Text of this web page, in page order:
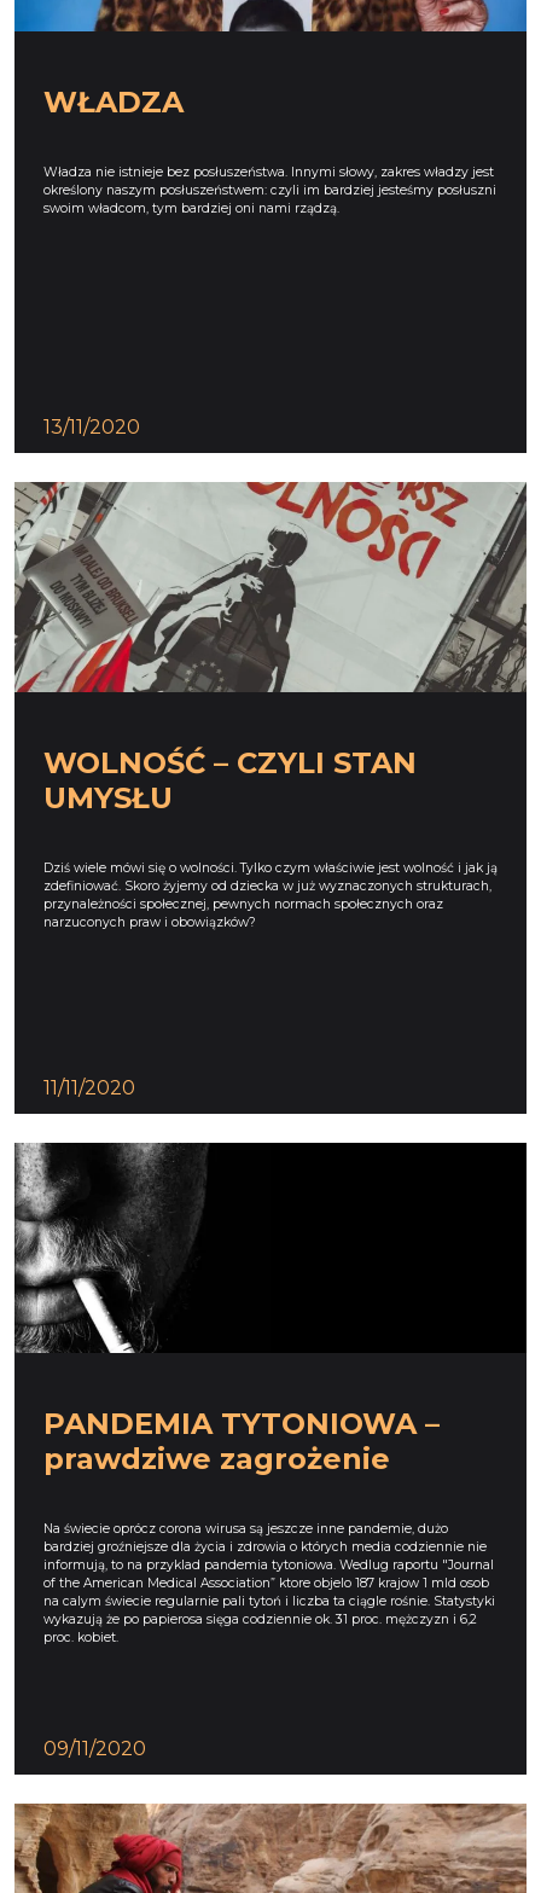
WŁADZA
Władza nie istnieje bez posłuszeństwa. Innymi słowy, zakres władzy jest
określony naszym posłuszeństwem: czyli im bardziej jesteśmy posłuszni
swoim władcom, tym bardziej oni nami rządzą.
13/11/2020
WOLNOŚĆ – CZYLI STAN
UMYSŁU
Dziś wiele mówi się o wolności. Tylko czym właściwie jest wolność i jak ją
zdefiniować. Skoro żyjemy od dziecka w już wyznaczonych strukturach,
przynależności społecznej, pewnych normach społecznych oraz
narzuconych praw i obowiązków?
11/11/2020
PANDEMIA TYTONIOWA –
prawdziwe zagrożenie
Na świecie oprócz corona wirusa są jeszcze inne pandemie, dużo
bardziej groźniejsze dla życia i zdrowia o których media codziennie nie
informują, to na przyklad pandemia tytoniowa. Wedlug raportu "Journal
of the American Medical Association” ktore objelo 187 krajow 1 mld osob
na calym świecie regularnie pali tytoń i liczba ta ciągle rośnie. Statystyki
wykazują że po papierosa sięga codziennie ok. 31 proc. mężczyzn i 6,2
proc. kobiet.
09/11/2020